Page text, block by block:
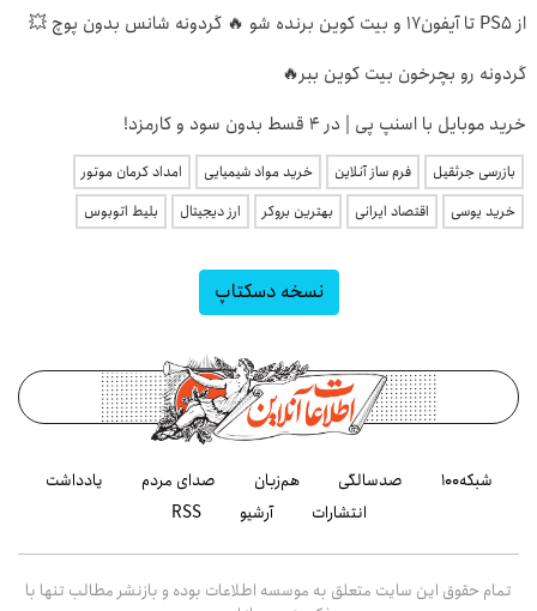
از PS5 تا آیفون17 و بیت کوین برنده شو 🔥 گردونه شانس بدون پوچ 💥
گردونه رو بچرخون بیت کوین ببر🔥
خرید موبایل با اسنپ پی | در ۴ قسط بدون سود و کارمزد!
بازرسی جرثقیل فرم ساز آنلاین خرید مواد شیمیایی
امداد کرمان موتور
خرید یوسی
اقتصاد ایرانی بهترین بروکر ارز دیجیتال بلیط اتوبوس
نسخه دسکتاپ
شبکه۱۰۰ صدسالگی هم‌زبان صدای مردم
یادداشت
انتشارات
آرشیو RSS
تمام حقوق این سایت متعلق به موسسه اطلاعات بوده و بازنشر مطالب تنها با